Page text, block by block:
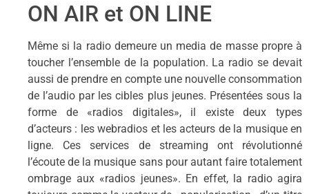
ON AIR et ON LINE
Même si la radio demeure un media de masse propre à
toucher l’ensemble de la population. La radio se devait
aussi de prendre en compte une nouvelle consommation
de l’audio par les cibles plus jeunes. Présentées sous la
forme de «radios digitales», il existe deux types
d’acteurs : les webradios et les acteurs de la musique en
ligne. Ces services de streaming ont révolutionné
l’écoute de la musique sans pour autant faire totalement
ombrage aux «radios jeunes». En effet, la radio agira